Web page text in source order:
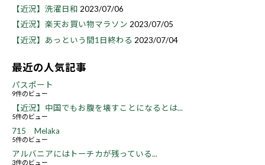
【近況】洗濯日和 2023/07/06
【近況】楽天お買い物マラソン 2023/07/05
【近況】あっという間1日終わる 2023/07/04
最近の人気記事
パスポート
9件のビュー
【近況】中国でもお腹を壊すことになるとは...
5件のビュー
715 Melaka
5件のビュー
アルバニアにはトーチカが残っている...
3件のビュー